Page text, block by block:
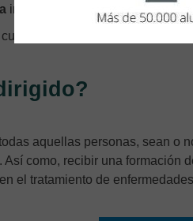
incluye material en pdf
,
recibirás tu
aquellas personas, sean o
. Así como, recibir una formación
el tratamiento de